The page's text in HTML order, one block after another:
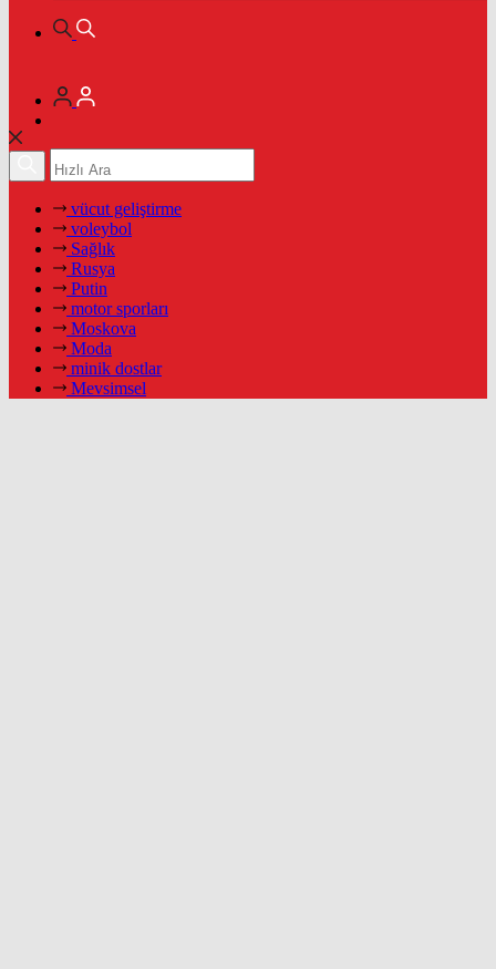
vücut geliştirme
voleybol
Sağlık
Rusya
Putin
motor sporları
Moskova
Moda
minik dostlar
Mevsimsel